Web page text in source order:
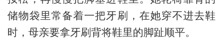
储物袋里常备着一把牙刷，在她穿不进去鞋
时，母亲要拿牙刷背将鞋里的脚趾顺平。